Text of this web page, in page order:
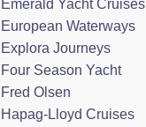
Emerald Yacht Cruises
European Waterways
Explora Journeys
Four Season Yacht
Fred Olsen
Hapag-Lloyd Cruises